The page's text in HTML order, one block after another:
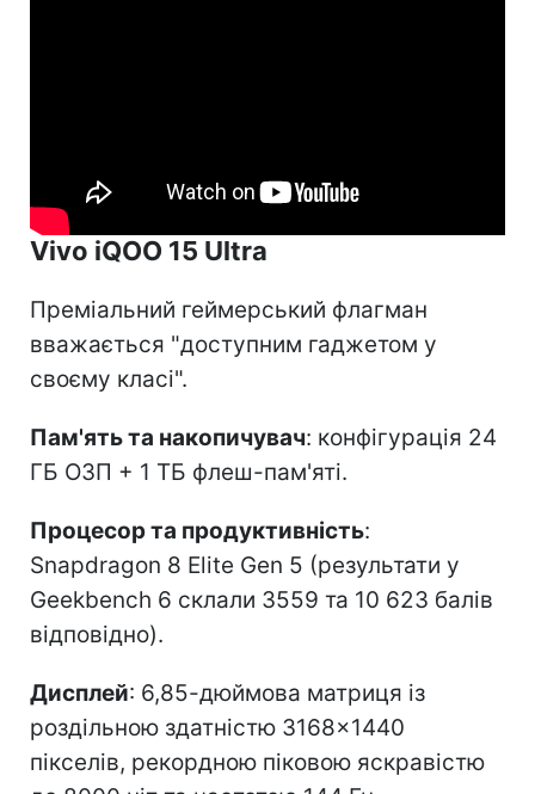
Vivo iQOO 15 Ultra
Преміальний геймерський флагман
вважається "доступним гаджетом у
своєму класі".
Пам'ять та накопичувач: конфігурація 24
ГБ ОЗП + 1 ТБ флеш-пам'яті.
Процесор та продуктивність:
Snapdragon 8 Elite Gen 5 (результати у
Geekbench 6 склали 3559 та 10 623 балів
відповідно).
Дисплей: 6,85-дюймова матриця із
роздільною здатністю 3168×1440
пікселів, рекордною піковою яскравістю